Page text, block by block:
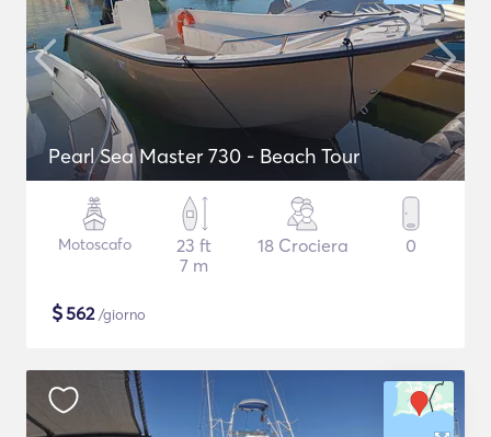
Pearl Sea Master 730 - Beach Tour
Motoscafo
23 ft
7 m
18 Crociera 0
$562/giorno